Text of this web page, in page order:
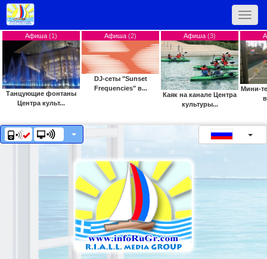
Toggle
Афиша (1)
Танцующие фонтаны
Центра культ...
Афиша (2)
DJ-сеты "Sunset
Frequencies" в...
Афиша (3)
Каяк на канале Центра
культуры...
Мини-